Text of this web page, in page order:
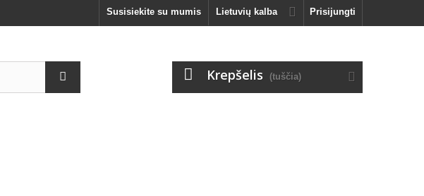
Prisijungti
Lietuvių kalba
Susisiekite su mumis
Krepšelis (tuščia)